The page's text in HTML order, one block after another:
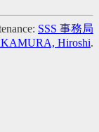
SSS 事務局
Hiroshi.